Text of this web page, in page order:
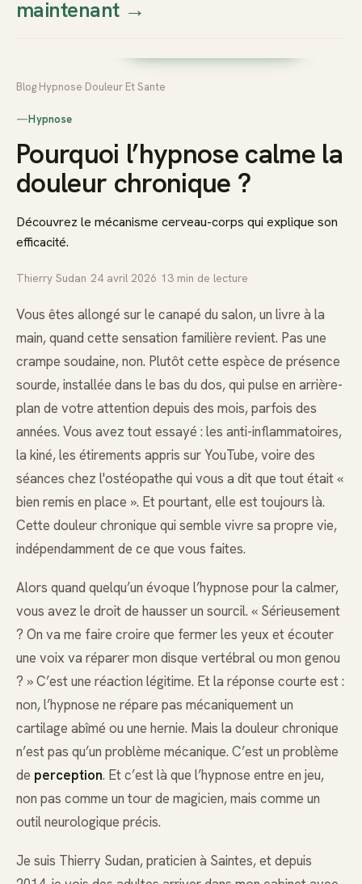
Thierry
Prendre rendez-vous dès
maintenant→
Blog Hypnose Douleur Et Sante
—Hypnose
Pourquoi l’hypnose calme la
douleur chronique ?
Découvrez le mécanisme cerveau-corps qui explique son
efficacité.
Thierry Sudan 24 avril 2026 13 min de lecture
Vous êtes allongé sur le canapé du salon, un livre à la
main, quand cette sensation familière revient. Pas une
crampe soudaine, non. Plutôt cette espèce de présence
sourde, installée dans le bas du dos, qui pulse en arrière-
plan de votre attention depuis des mois, parfois des
années. Vous avez tout essayé : les anti-inflammatoires,
la kiné, les étirements appris sur YouTube, voire des
séances chez l'ostéopathe qui vous a dit que tout était «
bien remis en place ». Et pourtant, elle est toujours là.
Cette douleur chronique qui semble vivre sa propre vie,
indépendamment de ce que vous faites.
Alors quand quelqu’un évoque l’hypnose pour la calmer,
vous avez le droit de hausser un sourcil. « Sérieusement
? On va me faire croire que fermer les yeux et écouter
une voix va réparer mon disque vertébral ou mon genou
? » C’est une réaction légitime. Et la réponse courte est :
non, l’hypnose ne répare pas mécaniquement un
cartilage abîmé ou une hernie. Mais la douleur chronique
n’est pas qu’un problème mécanique. C’est un problème
de perception. Et c’est là que l’hypnose entre en jeu,
non pas comme un tour de magicien, mais comme un
outil neurologique précis.
Je suis Thierry Sudan, praticien à Saintes, et depuis